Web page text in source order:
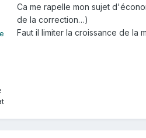
Ca me rapelle mon sujet
de la correction…)
Faut il limiter la croissance de la